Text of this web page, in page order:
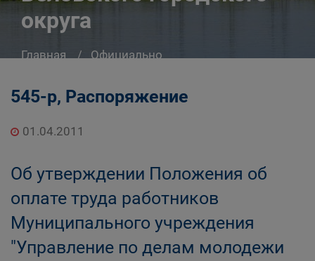
округа
Главная
Официально
городского округа
545-р, Распоряжение
01.04.2011
Об утверждении Положения об
оплате труда работников
Муниципального учреждения
"Управление по делам молодежи